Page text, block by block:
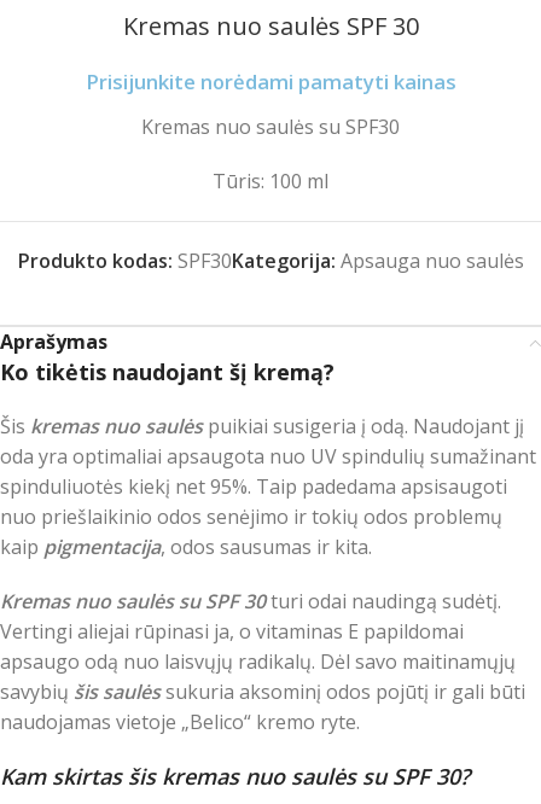
Kremas nuo saulės SPF 30
Prisijunkite norėdami pamatyti kainas
Kremas nuo saulės su SPF30
Tūris: 100 ml
Produkto kodas: SPF30Kategorija: Apsauga nuo saulės
Aprašymas
Ko tikėtis naudojant šį kremą?
Šis kremas nuo saulėspuikiai susigeria į odą. Naudojant jį
oda yra optimaliai apsaugota nuo UV spindulių sumažinant
spinduliuotės kiekį net 95%. Taip padedama apsisaugoti
nuo priešlaikinio odos senėjimo ir tokių odos problemų
kaip pigmentacija, odos sausumas ir kita.
Kremas nuo saulės su SPF 30turi odai naudingą sudėtį.
Vertingi aliejai rūpinasi ja, o vitaminas E papildomai
apsaugo odą nuo laisvųjų radikalų. Dėl savo maitinamųjų
savybių šis saulėssukuria aksominį odos pojūtį ir gali būti
naudojamas vietoje „Belico“ kremo ryte.
Kam skirtas šis kremas nuo saulės su SPF 30?